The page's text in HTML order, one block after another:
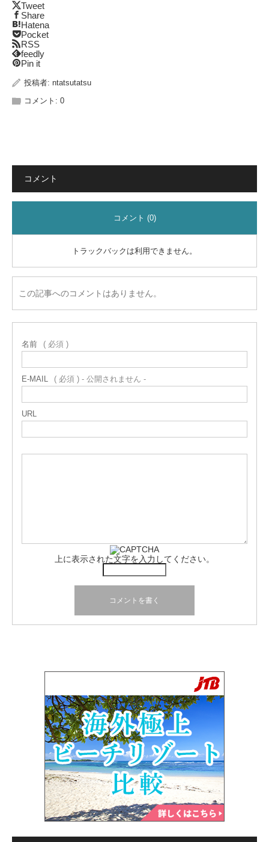
Tweet
Share
Hatena
Pocket
RSS
feedly
Pin it
投稿者: ntatsutatsu
コメント: 0
コメント
コメント (0)
トラックバックは利用できません。
この記事へのコメントはありません。
名前 ( 必須 )
E-MAIL ( 必須 ) - 公開されません -
URL
上に表示された文字を入力してください。